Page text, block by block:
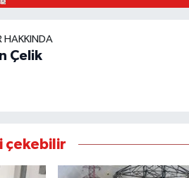
HAKKINDA
Çelik
çekebilir